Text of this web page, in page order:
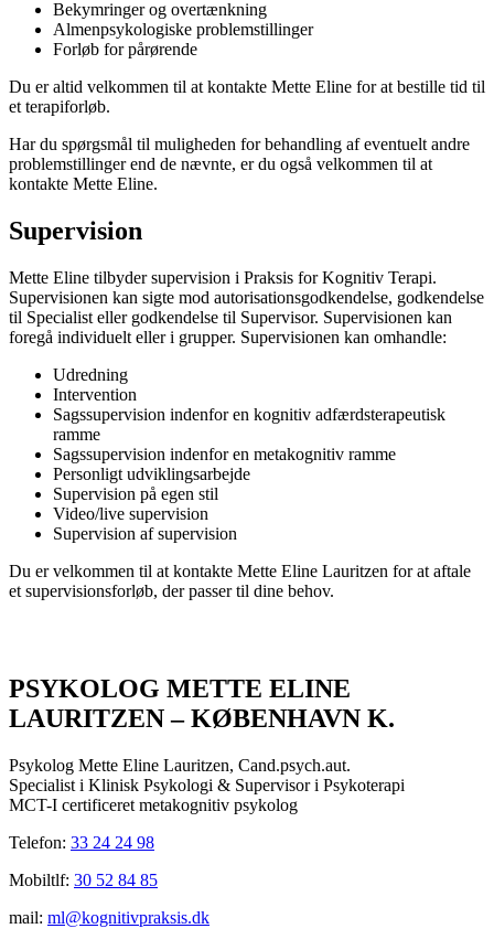
Bekymringer og overtænkning
Almenpsykologiske problemstillinger
Forløb for pårørende
Du er altid velkommen til at kontakte Mette Eline for at bestille tid til
et terapiforløb.
Har du spørgsmål til muligheden for behandling af eventuelt andre
problemstillinger end de nævnte, er du også velkommen til at
kontakte Mette Eline.
Supervision
Mette Eline tilbyder supervision i Praksis for Kognitiv Terapi.
Supervisionen kan sigte mod autorisationsgodkendelse, godkendelse
til Specialist eller godkendelse til Supervisor. Supervisionen kan
foregå individuelt eller i grupper. Supervisionen kan omhandle:
Udredning
Intervention
Sagssupervision indenfor en kognitiv adfærdsterapeutisk
ramme
Sagssupervision indenfor en metakognitiv ramme
Personligt udviklingsarbejde
Supervision på egen stil
Video/live supervision
Supervision af supervision
Du er velkommen til at kontakte Mette Eline Lauritzen for at aftale
et supervisionsforløb, der passer til dine behov.
PSYKOLOG METTE ELINE
LAURITZEN – KØBENHAVN K.
Psykolog Mette Eline Lauritzen, Cand.psych.aut.
Specialist i Klinisk Psykologi & Supervisor i Psykoterapi
MCT-I certificeret metakognitiv psykolog
Telefon: 33 24 24 98
Mobiltlf: 30 52 84 85
mail: ml@kognitivpraksis.dk